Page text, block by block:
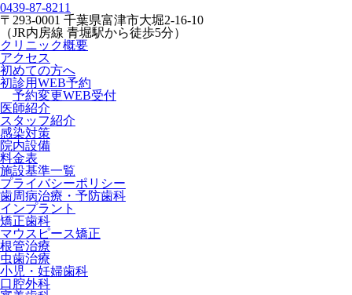
0439-87-8211
〒293-0001 千葉県富津市大堀2-16-10
（JR内房線 青堀駅から徒歩5分）
クリニック概要
アクセス
初めての方へ
初診用WEB予約
予約変更WEB受付
医師紹介
スタッフ紹介
感染対策
院内設備
料金表
施設基準一覧
プライバシーポリシー
歯周病治療・予防歯科
インプラント
矯正歯科
マウスピース矯正
根管治療
虫歯治療
小児・妊婦歯科
口腔外科